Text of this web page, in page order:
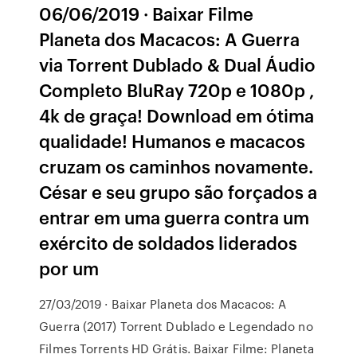
06/06/2019 · Baixar Filme
Planeta dos Macacos: A Guerra
via Torrent Dublado & Dual Áudio
Completo BluRay 720p e 1080p ,
4k de graça! Download em ótima
qualidade! Humanos e macacos
cruzam os caminhos novamente.
César e seu grupo são forçados a
entrar em uma guerra contra um
exército de soldados liderados
por um
27/03/2019 · Baixar Planeta dos Macacos: A
Guerra (2017) Torrent Dublado e Legendado no
Filmes Torrents HD Grátis. Baixar Filme: Planeta